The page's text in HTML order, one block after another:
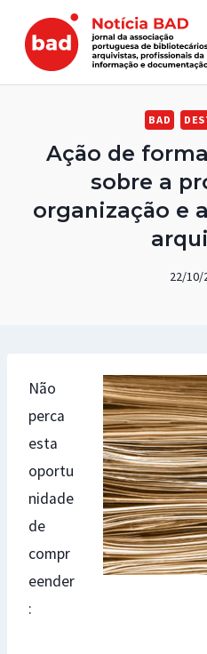
content
BAD
Ação de
sobre a
organização e
22/10/
Não
perca
esta
oportu
nidade
de
compr
eender
: